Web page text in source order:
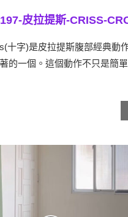
皮拉提斯-CRISS-
十字)是皮拉提斯腹部經典動
的一個。這個動作不只是簡